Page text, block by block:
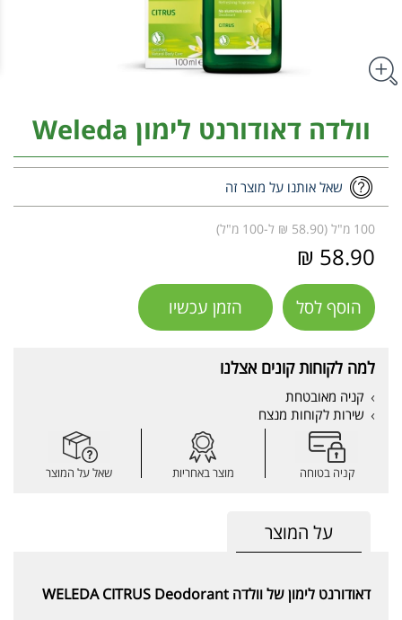
וולדה דאודורנט לימון Weleda
שאל אותנו על מוצר זה
100 מ"ל (58.90 ₪ ל-100 מ"ל)
58.90 ₪
הוסף לסל הזמן עכשיו
למה לקוחות קונים אצלנו
קניה מאובטחת
שירות לקוחות מנצח
קניה בטוחה מוצר באחריות שאל על המוצר
על המוצר
דאודורנט לימון של וולדה WELEDA CITRUS Deodorant